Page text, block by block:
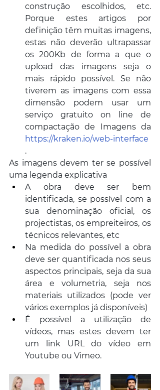
construção escolhidos, etc.
Porque estes artigos por
definição têm muitas imagens,
estas não deverão ultrapassar
os 200Kb de forma a que o
upload das imagens seja o
mais rápido possível. Se não
tiverem as imagens com essa
dimensão podem usar um
serviço gratuito on line de
https://kraken.io/web-interface
.
As imagens devem ter se possível
uma legenda explicativa
A obra deve ser bem
identificada, se possível com a
sua denominação oficial, os
projectistas, os empreiteiros, os
técnicos relevantes, etc
Na medida do possível a obra
deve ser quantificada nos seus
aspectos principais, seja da sua
área e volumetria, seja nos
materiais utilizados (pode ver
vários exemplos já disponíveis)
É possível a utilização de
vídeos, mas estes devem ter
um link URL do vídeo em
Youtube ou Vimeo.